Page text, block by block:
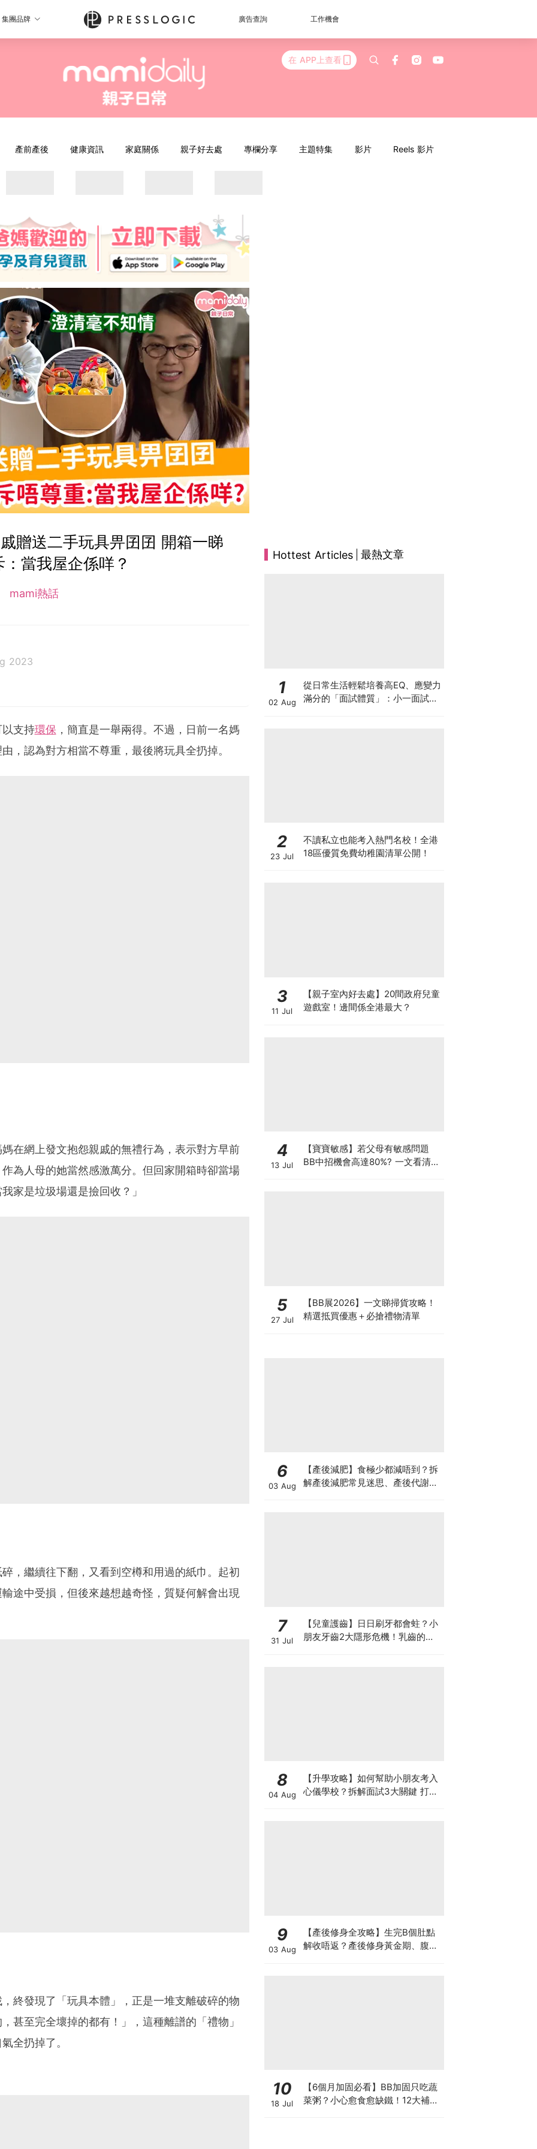
集團品牌 廣告查詢 工作機會
在 APP上查看
產前產後 健康資訊 家庭關係 親子好去處 專欄分享 主題特集 影片 Reels 影片
贈送二手玩具畀囝囝 開箱一睇
當我屋企係咩？
mami熱話
2023
支持環保 ，簡直是一舉兩得。不過，日前一名媽
，認為對方相當不尊重，最後將玩具全扔掉。
在網上發文抱怨親戚的無禮行為，表示對方早前
為人母的她當然感激萬分。但回家開箱時卻當場
家是垃圾場還是撿回收？」
，繼續往下翻，又看到空樽和用過的紙巾。起初
途中受損，但後來越想越奇怪，質疑何解會出現
終發現了「玩具本體」，正是一堆支離破碎的物
甚至完全壞掉的都有！」，這種離譜的「禮物」
全扔掉了。
Hottest Articles 最熱文章
1
02 Aug
從日常生活輕鬆培養高EQ、應變力
滿分的「面試體質」：小一面試最
2
23 Jul
不讀私立也能考入熱門名校！全港
18區優質免費幼稚園清單公開！
3
11 Jul
【親子室內好去處】20間政府兒童
遊戲室！邊間係全港最大？
4
13 Jul
【寶寶敏感】若父母有敏感問題
BB中招機會高達80%? 一文看清預
5
27 Jul
【BB展2026】一文睇掃貨攻略！
精選抵買優惠＋必搶禮物清單
6
03 Aug
【產後減肥】食極少都減唔到？拆
解產後減肥常見迷思、產後代謝、
7
31 Jul
【兒童護齒】日日刷牙都會蛀？小
朋友牙齒2大隱形危機！乳齒的琺
8
04 Aug
【升學攻略】如何幫助小朋友考入
心儀學校？拆解面試3大關鍵 打好
9
03 Aug
【產後修身全攻略】生完B個肚點
解收唔返？產後修身黃金期、腹直
10
18 Jul
【6個月加固必看】BB加固只吃蔬
菜粥？小心愈食愈缺鐵！12大補鐵